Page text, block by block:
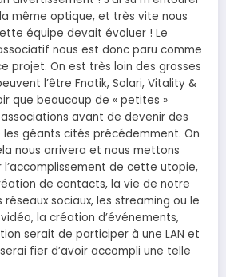
même optique, et très vite nous
équipe devait évoluer ! Le
nous est donc paru comme
projet. On est très loin des grosses
l’être Fnatik, Solari, Vitality &
que beaucoup de « petites »
avant de devenir des
géants cités précédemment. On
nous arrivera et nous mettons
de cette utopie,
de contacts, la vie de notre
sociaux, les streaming ou le
la création d’événements,
serait de participer à une LAN et
fier d’avoir accompli une telle